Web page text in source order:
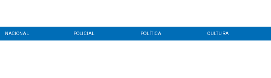
NACIONAL POLICIAL POLÍTICA CULTURA